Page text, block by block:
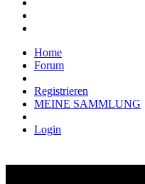
Home
Forum
Registrieren
MEINE SAMMLUNG
Login